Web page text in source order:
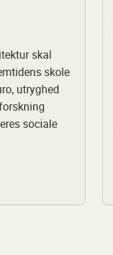
skal
skole
utryghed
sociale